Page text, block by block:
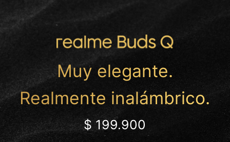
Muy elegante.
Realmente inalámbrico.
Price:
$ 199.900